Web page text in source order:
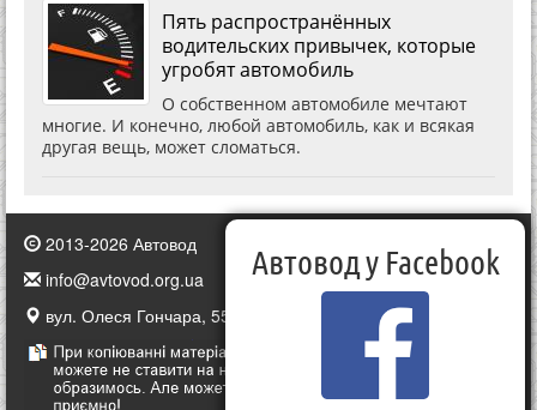
Пять распространённых
водительских привычек, которые
угробят автомобиль
О собственном автомобиле мечтают
многие. И конечно, любой автомобиль, как и всякая
другая вещь, может сломаться.
2013-2026 Автовод
info@avtovod.org.ua
вул. Олеся Гончара, 55, Київ, Україна
Автовод у Facebook